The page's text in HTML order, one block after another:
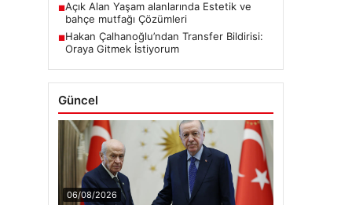
■Açık Alan Yaşam alanlarında Estetik ve
bahçe mutfağı Çözümleri
■Hakan Çalhanoğlu’ndan Transfer Bildirisi:
Oraya Gitmek İstiyorum
Güncel
06/08/2026